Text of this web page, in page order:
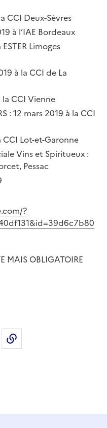
CCI Deux-Sèvres
à l’IAE Bordeaux
Limoges
à la CCI de La
la CCI Vienne
: 12 mars 2019 à la CCI
CCI Lot-et-Garonne
Vins et Spiritueux :
Pessac
?
MAIS OBLIGATOIRE
Twitter)
LinkedIn
Partager par email